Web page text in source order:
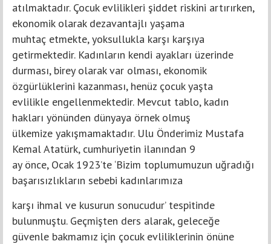
atılmaktadır. Çocuk evlilikleri şiddet riskini artırırken,
ekonomik olarak dezavantajlı yaşama
muhtaç etmekte, yoksullukla karşı karşıya
getirmektedir. Kadınların kendi ayakları üzerinde
durması, birey olarak var olması, ekonomik
özgürlüklerini kazanması, henüz çocuk yaşta
evlilikle engellenmektedir. Mevcut tablo, kadın
hakları yönünden dünyaya örnek olmuş
ülkemize yakışmamaktadır. Ulu Önderimiz Mustafa
Kemal Atatürk, cumhuriyetin ilanından 9
ay önce, Ocak 1923’te ‘Bizim toplumumuzun uğradığı
başarısızlıkların sebebi kadınlarımıza
karşı ihmal ve kusurun sonucudur’ tespitinde
bulunmuştu. Geçmişten ders alarak, geleceğe
güvenle bakmamız için çocuk evliliklerinin önüne